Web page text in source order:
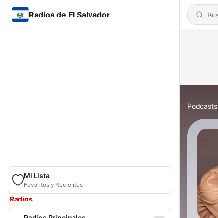
Radios de El Salvador
Mi Lista
Favoritos y Recientes
Radios
Podcasts